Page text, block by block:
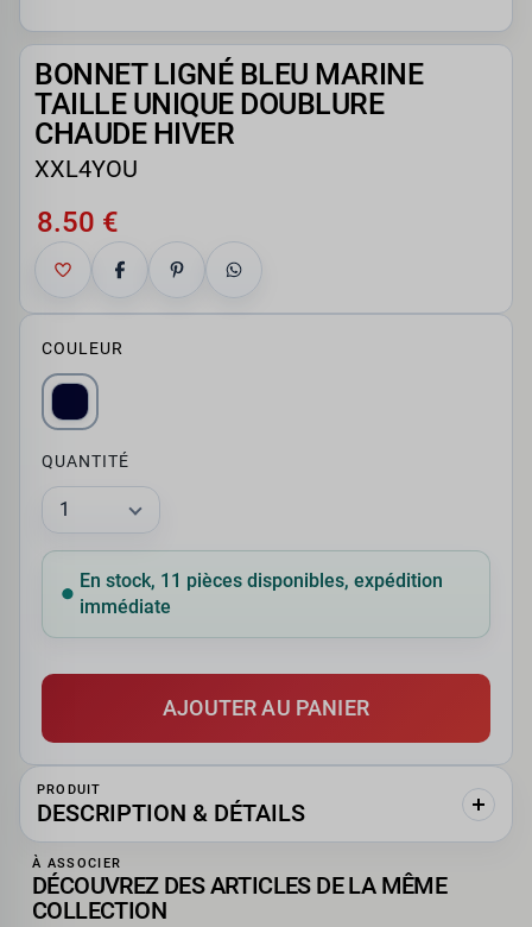
BONNET LIGNÉ BLEU MARINE
TAILLE UNIQUE DOUBLURE
CHAUDE HIVER
XXL4YOU
8.50 €
COULEUR
QUANTITÉ
En stock, 11 pièces disponibles, expédition
immédiate
AJOUTER AU PANIER
PRODUIT
DESCRIPTION & DÉTAILS
À ASSOCIER
DÉCOUVREZ DES ARTICLES DE LA MÊME
COLLECTION